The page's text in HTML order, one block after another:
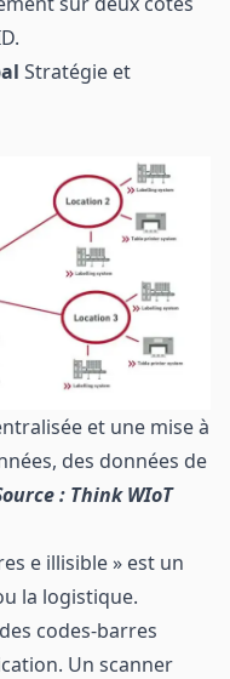
Stratégie et
et une mise à
des données de
: Think WIoT
e illisible » est un
la logistique.
codes-barres
Un scanner